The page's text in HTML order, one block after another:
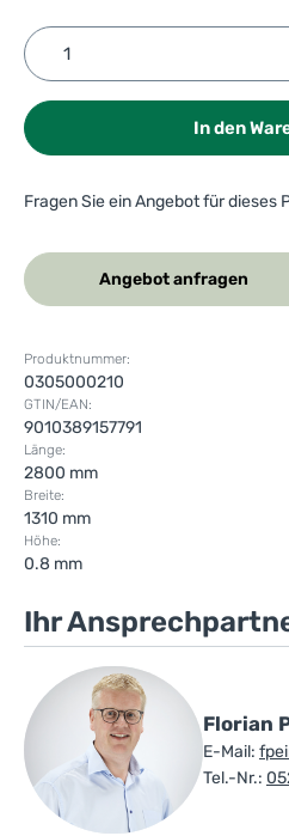
Produkt Anzahl: Gib den
In den
Fragen Sie ein Angebot für dieses
Angebot anfragen
Produktnummer:
0305000210
GTIN/EAN:
9010389157791
Länge:
2800 mm
Breite:
1310 mm
Höhe:
0.8 mm
Ihr
Florian
E-Mail:
Tel.-Nr.: